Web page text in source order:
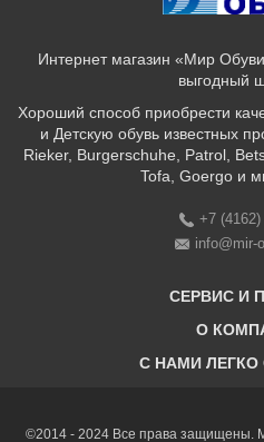
Интернет магазин «Мир
выгодный
Хороший способ приобрести
и Детскую обувь известных
Rieker, Burgerschuhe, Patrol,
Tofa, Goergo и
+7 (4162)
info@mir-
СЕРВИС И
Бонусная
О
C НАМИ ЛЕГКО
©2014 - 2024 Все права защищены.